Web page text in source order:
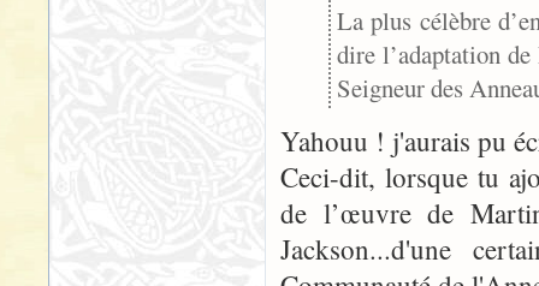
La plus célèbre
dire l’adaptation de
Seigneur des
Yahouu ! j'aurais pu
Ceci-dit, lorsque tu
de l’œuvre de
Jackson...d'une